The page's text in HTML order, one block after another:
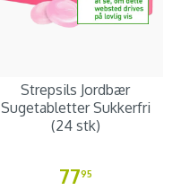
Strepsils Jordbær
Sugetabletter Sukkerfri
(24 stk)
7795